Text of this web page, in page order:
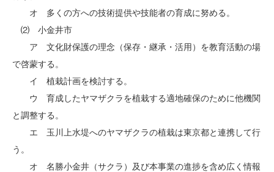
オ 多くの方への技術提供や技能者の育成に努める。
⑵ 小金井市
ア 文化財保護の理念（保存・継承・活用）を教育活動の場
で啓蒙する。
イ 植栽計画を検討する。
ウ 育成したヤマザクラを植栽する適地確保のために他機関
と調整する。
エ 玉川上水堤へのヤマザクラの植栽は東京都と連携して行
う。
オ 名勝小金井（サクラ）及び本事業の進捗を含め広く情報